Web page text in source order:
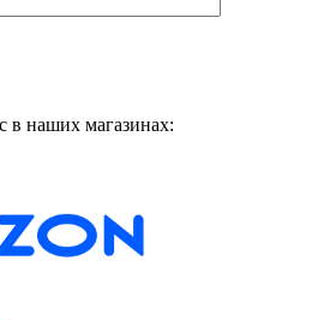
в наших магазинах: